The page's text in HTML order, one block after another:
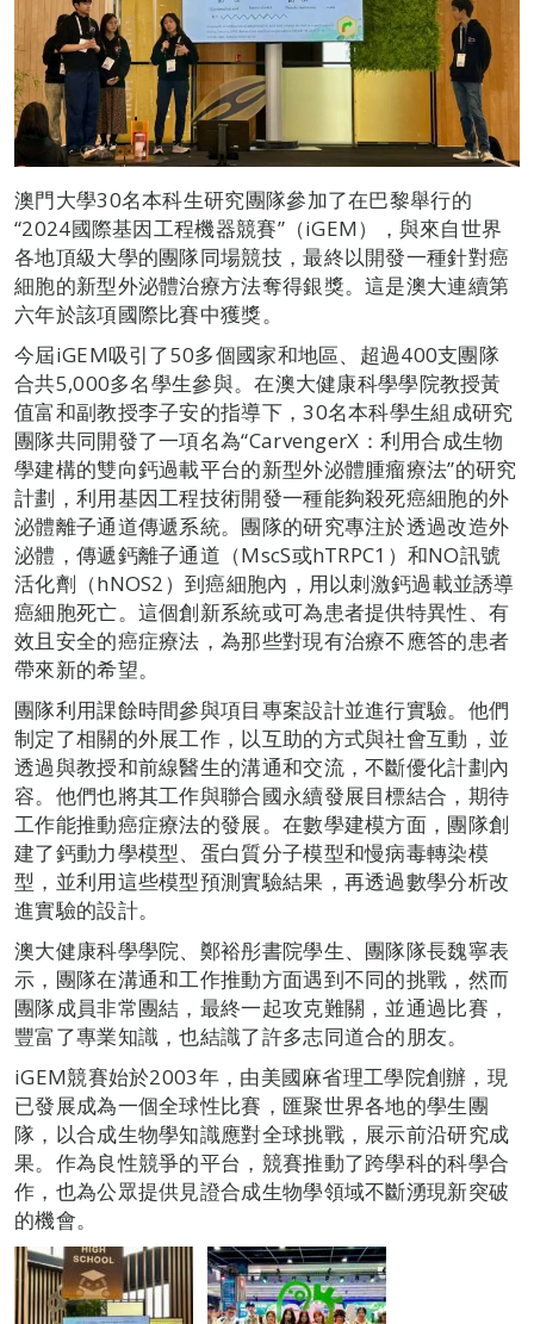
澳門大學30名本科生研究團隊參加了在巴黎舉行的
“2024國際基因工程機器競賽”（iGEM），與來自世界
各地頂級大學的團隊同場競技，最終以開發一種針對癌
細胞的新型外泌體治療方法奪得銀獎。這是澳大連續第
六年於該項國際比賽中獲獎。
今屆iGEM吸引了50多個國家和地區、超過400支團隊
合共5,000多名學生參與。在澳大健康科學學院教授黃
值富和副教授李子安的指導下，30名本科學生組成研究
團隊共同開發了一項名為“CarvengerX：利用合成生物
學建構的雙向鈣過載平台的新型外泌體腫瘤療法”的研究
計劃，利用基因工程技術開發一種能夠殺死癌細胞的外
泌體離子通道傳遞系統。團隊的研究專注於透過改造外
泌體，傳遞鈣離子通道（MscS或hTRPC1）和NO訊號
活化劑（hNOS2）到癌細胞內，用以刺激鈣過載並誘導
癌細胞死亡。這個創新系統或可為患者提供特異性、有
效且安全的癌症療法，為那些對現有治療不應答的患者
帶來新的希望。
團隊利用課餘時間參與項目專案設計並進行實驗。他們
制定了相關的外展工作，以互助的方式與社會互動，並
透過與教授和前線醫生的溝通和交流，不斷優化計劃內
容。他們也將其工作與聯合國永續發展目標結合，期待
工作能推動癌症療法的發展。在數學建模方面，團隊創
建了鈣動力學模型、蛋白質分子模型和慢病毒轉染模
型，並利用這些模型預測實驗結果，再透過數學分析改
進實驗的設計。
澳大健康科學學院、鄭裕彤書院學生、團隊隊長魏寧表
示，團隊在溝通和工作推動方面遇到不同的挑戰，然而
團隊成員非常團結，最終一起攻克難關，並通過比賽，
豐富了專業知識，也結識了許多志同道合的朋友。
iGEM競賽始於2003年，由美國麻省理工學院創辦，現
已發展成為一個全球性比賽，匯聚世界各地的學生團
隊，以合成生物學知識應對全球挑戰，展示前沿研究成
果。作為良性競爭的平台，競賽推動了跨學科的科學合
作，也為公眾提供見證合成生物學領域不斷湧現新突破
的機會。